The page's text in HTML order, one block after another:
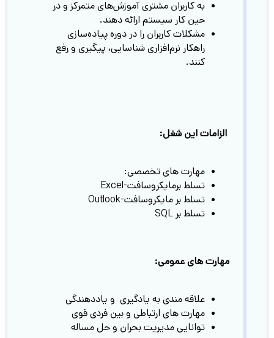
به کاربران مشتری آموزش‌های متمرکز و در
حین کار سیستم ارائه دهند.
مشکلات کاربران را در دوره پیاده‌سازی
راهکار نرم‌افزاری شناسایی، پیگیری و رفع
کنند.
الزامات این شغل:
مهارت های تخصصی:
تسلط برمایکروسافت-Excel
تسلط بر مایکروسافت-Outlook
تسلط بر SQL
مهارت های عمومی:
علاقه مندی به یادگیری و یاددهندگی
مهارت های ارتباطی و بین فردی قوی
توانایی مدیریت بحران و حل مساله